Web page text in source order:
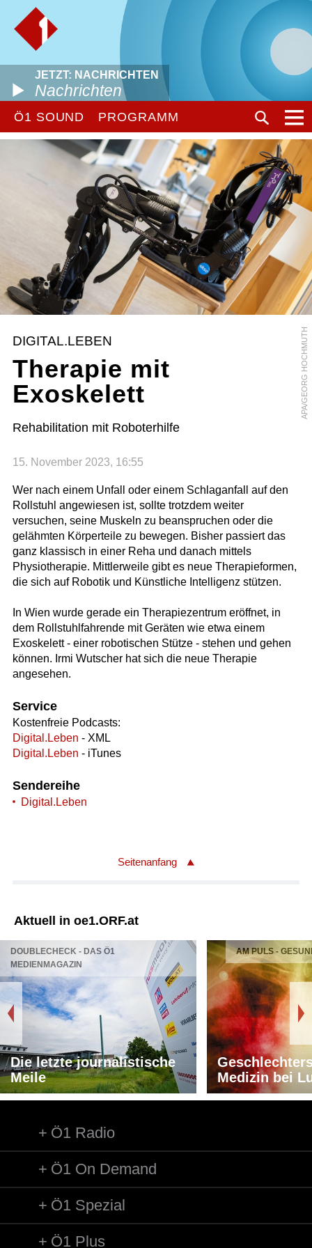
JETZT: NACHRICHTEN
Nachrichten
Ö1 SOUND PROGRAMM
APA/GEORG HOCHMUTH
DIGITAL.LEBEN
Therapie mit
Exoskelett
Rehabilitation mit Roboterhilfe
15. November 2023, 16:55
Wer nach einem Unfall oder einem Schlaganfall auf den
Rollstuhl angewiesen ist, sollte trotzdem weiter
versuchen, seine Muskeln zu beanspruchen oder die
gelähmten Körperteile zu bewegen. Bisher passiert das
ganz klassisch in einer Reha und danach mittels
Physiotherapie. Mittlerweile gibt es neue Therapieformen,
die sich auf Robotik und Künstliche Intelligenz stützen.
In Wien wurde gerade ein Therapiezentrum eröffnet, in
dem Rollstuhlfahrende mit Geräten wie etwa einem
Exoskelett - einer robotischen Stütze - stehen und gehen
können. Irmi Wutscher hat sich die neue Therapie
angesehen.
Service
Kostenfreie Podcasts:
Digital.Leben - XML
Digital.Leben - iTunes
Sendereihe
Digital.Leben
Seitenanfang
Aktuell in oe1.ORF.at
DOUBLECHECK - DAS Ö1
MEDIENMAGAZIN
Die letzte journalistische
Meile
AM PULS -
Medizin bei
Ö1 Radio
Ö1 On Demand
Ö1 Spezial
Ö1 Plus